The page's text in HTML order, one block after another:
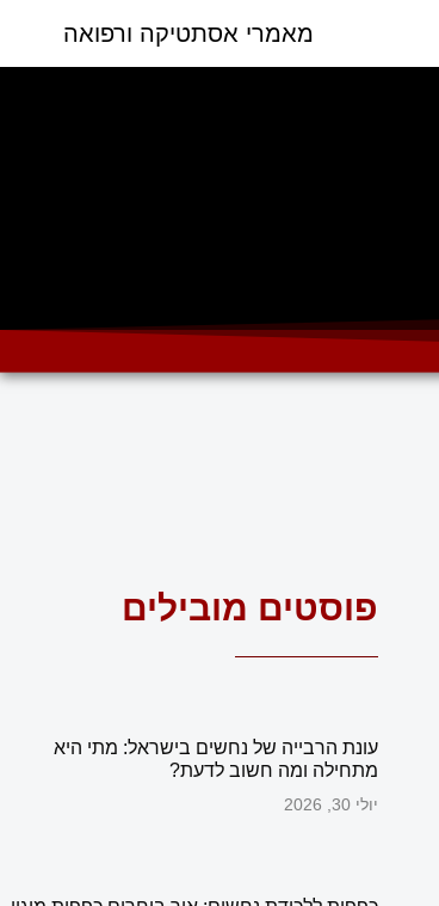
מאמרי אסתטיקה ורפואה
פוסטים מובילים
עונת הרבייה של נחשים בישראל: מתי היא
מתחילה ומה חשוב לדעת?
יולי 30, 2026